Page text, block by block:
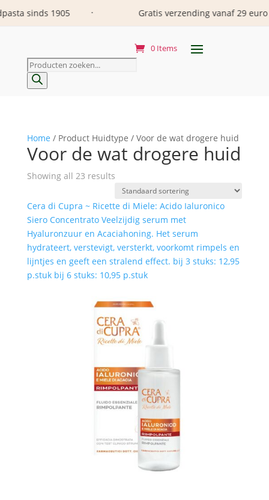
1905 • Gratis verzending vanaf 29 euro •
0 Items
Producten
zoeken
Home / Product Huidtype / Voor de wat drogere huid
Voor de wat drogere huid
Showing all 23 results
Cera di Cupra ~ Ricette di Miele: Acido Ialuronico
Siero Concentrato Veelzijdig serum met
Hyaluronzuur en Acaciahoning. Het serum
hydrateert, verstevigt, versterkt, voorkomt rimpels en
lijntjes en geeft een stralend effect. bij 3 stuks: 12,95
p.stuk bij 6 stuks: 10,95 p.stuk